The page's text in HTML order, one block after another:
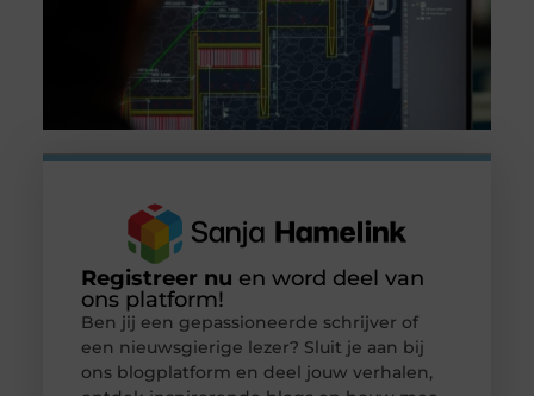
Registreer nu en word deel van
ons platform!
Ben jij een gepassioneerde schrijver of
een nieuwsgierige lezer? Sluit je aan bij
ons blogplatform en deel jouw verhalen,